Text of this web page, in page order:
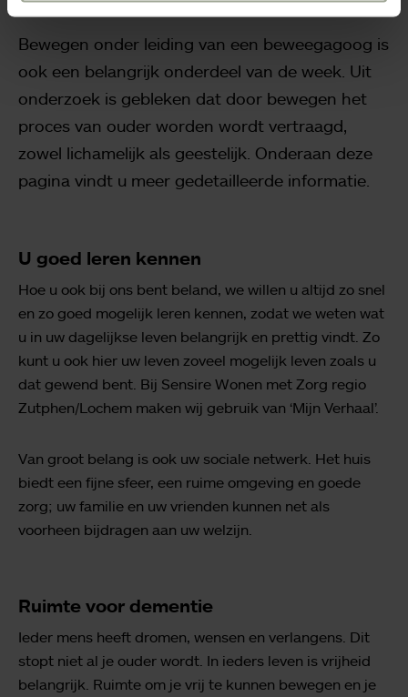
Bewegen onder leiding van een beweegagoog is
ook een belangrijk onderdeel van de week. Uit
onderzoek is gebleken dat door bewegen het
proces van ouder worden wordt vertraagd,
zowel lichamelijk als geestelijk. Onderaan deze
pagina vindt u meer gedetailleerde informatie.
U goed leren kennen
Hoe u ook bij ons bent beland, we willen u altijd zo snel
en zo goed mogelijk leren kennen, zodat we weten wat
u in uw dagelijkse leven belangrijk en prettig vindt. Zo
kunt u ook hier uw leven zoveel mogelijk leven zoals u
dat gewend bent. Bij Sensire Wonen met Zorg regio
Zutphen/Lochem maken wij gebruik van ‘Mijn Verhaal’.
Van groot belang is ook uw sociale netwerk. Het huis
biedt een fijne sfeer, een ruime omgeving en goede
zorg; uw familie en uw vrienden kunnen net als
voorheen bijdragen aan uw welzijn.
Ruimte voor dementie
Ieder mens heeft dromen, wensen en verlangens. Dit
stopt niet al je ouder wordt. In ieders leven is vrijheid
belangrijk. Ruimte om je vrij te kunnen bewegen en je